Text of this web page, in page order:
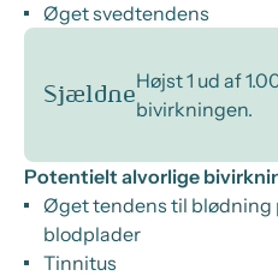
Øget svedtendens
Sjældne
Højst 1 ud af
bivirkningen.
Potentielt alvorlige
Øget tendens til blødning
blodplader
Tinnitus